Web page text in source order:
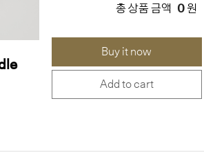
총 상품 금액 0 원
Buy it now
Add to cart